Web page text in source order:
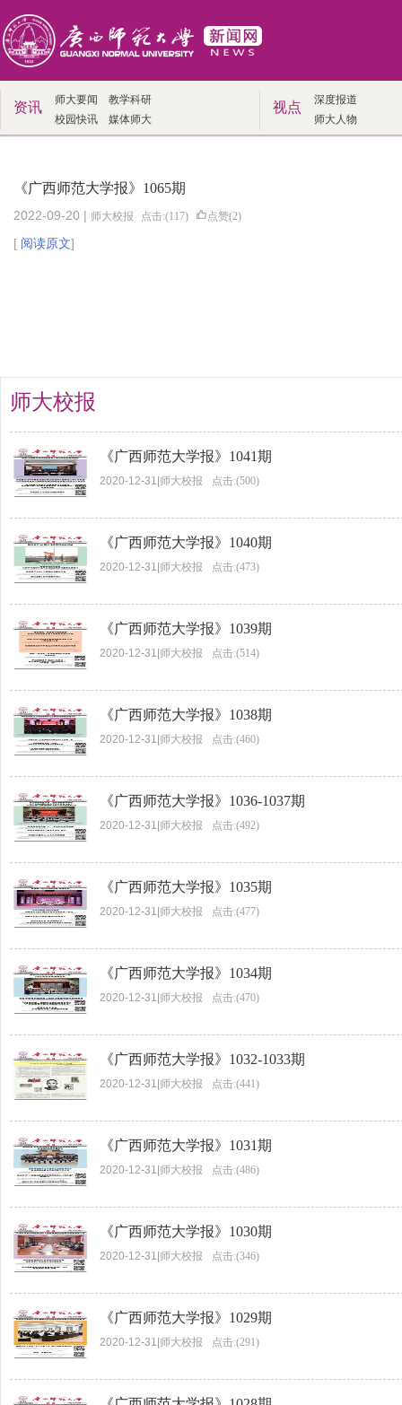
资讯 师大要闻
教学科研
校园快讯
媒体师大
视点
深度报道
师大人物
《广西师范大学报》1065期
2022-09-20 | 师大校报 点击:(117) 点赞(2)
[ 阅读原文]
师大校报
《广西师范大学报》1041期
2020-12-31 师大校报 点击:(500)
《广西师范大学报》1040期
2020-12-31 师大校报 点击:(473)
《广西师范大学报》1039期
2020-12-31 师大校报 点击:(514)
《广西师范大学报》1038期
2020-12-31 师大校报 点击:(460)
《广西师范大学报》1036-1037期
2020-12-31 师大校报 点击:(492)
《广西师范大学报》1035期
2020-12-31 师大校报 点击:(477)
《广西师范大学报》1034期
2020-12-31 师大校报 点击:(470)
《广西师范大学报》1032-1033期
2020-12-31 师大校报 点击:(441)
《广西师范大学报》1031期
2020-12-31 师大校报 点击:(486)
《广西师范大学报》1030期
2020-12-31 师大校报 点击:(346)
《广西师范大学报》1029期
2020-12-31 师大校报 点击:(291)